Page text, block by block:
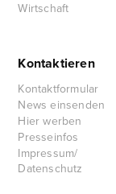
Wirtschaft
Kontaktieren
Kontaktformular
News einsenden
Hier werben
Presseinfos
Impressum/
Datenschutz